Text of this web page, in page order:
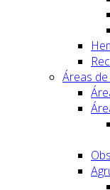
Áreas